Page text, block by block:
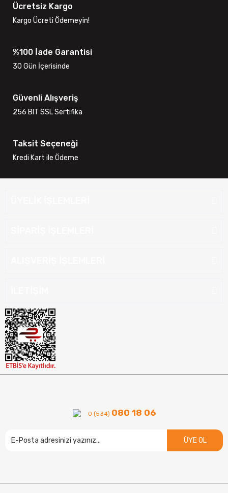
Ücretsiz Kargo
Kargo Ücreti Ödemeyin!
%100 İade Garantisi
30 Gün İçerisinde
Güvenli Alışveriş
256 BIT SSL Sertifika
Taksit Seçeneği
Kredi Kart ile Ödeme
0 (534) 080 18 06
ÜYE OL